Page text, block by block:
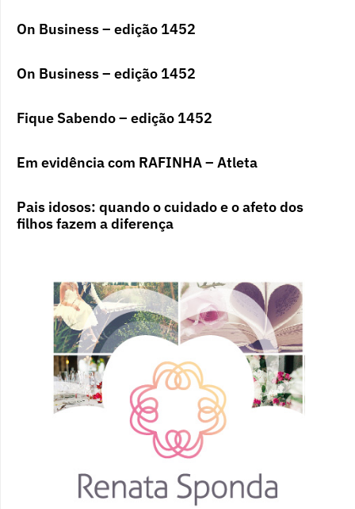
On Business – edição 1452
On Business – edição 1452
Fique Sabendo – edição 1452
Em evidência com RAFINHA – Atleta
Pais idosos: quando o cuidado e o afeto dos
filhos fazem a diferença